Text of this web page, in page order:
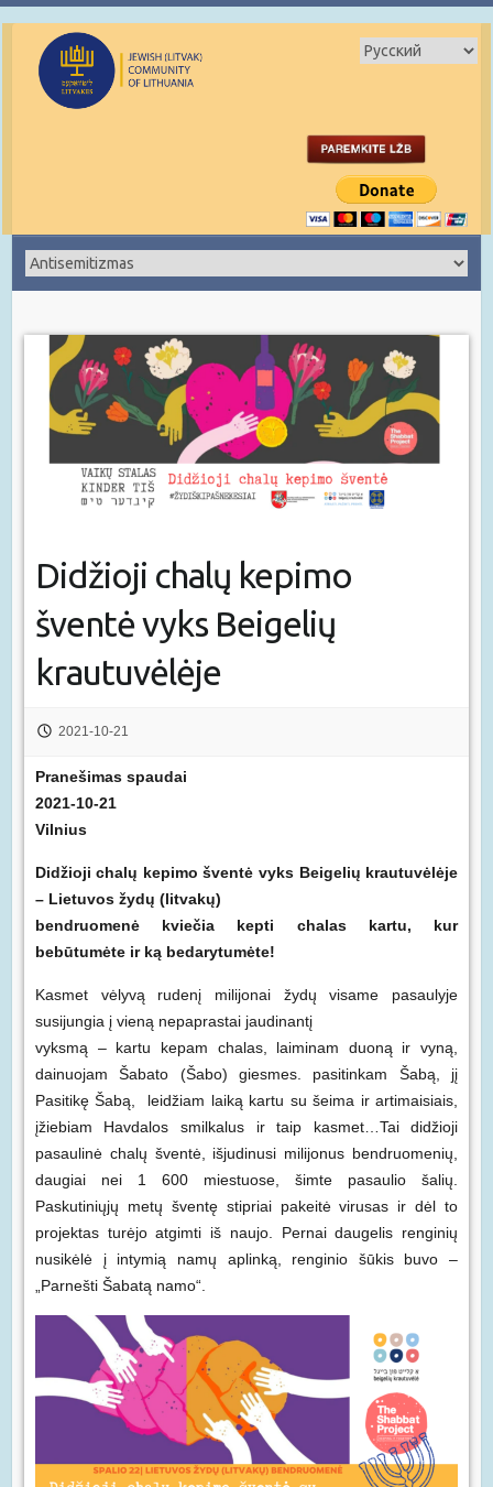
Didžioji chalų kepimo
šventė vyks Beigelių
krautuvėlėje
2021-10-21
Pranešimas spaudai
2021-10-21
Vilnius
Didžioji chalų kepimo šventė vyks Beigelių krautuvėlėje
– Lietuvos žydų (litvakų)
bendruomenė kviečia kepti chalas kartu, kur
bebūtumėte ir ką bedarytumėte!
Kasmet vėlyvą rudenį milijonai žydų visame pasaulyje
susijungia į vieną nepaprastai jaudinantį
vyksmą – kartu kepam chalas, laiminam duoną ir vyną,
dainuojam Šabato (Šabo) giesmes. pasitinkam Šabą, jį
Pasitikę Šabą, leidžiam laiką kartu su šeima ir artimaisiais,
įžiebiam Havdalos smilkalus ir taip kasmet…Tai didžioji
pasaulinė chalų šventė, išjudinusi milijonus bendruomenių,
daugiai nei 1 600 miestuose, šimte pasaulio šalių.
Paskutiniųjų metų šventę stipriai pakeitė virusas ir dėl to
projektas turėjo atgimti iš naujo. Pernai daugelis renginių
nusikėlė į intymią namų aplinką, renginio šūkis buvo –
„Parnešti Šabatą namo“.